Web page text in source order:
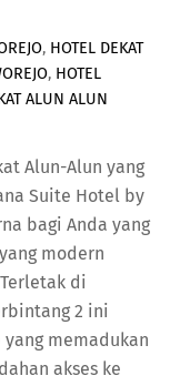
, HOTEL DEKAT
, HOTEL
ALUN ALUN
Alun-Alun yang
Suite Hotel by
bagi Anda yang
modern
di
2 ini
memadukan
akses ke